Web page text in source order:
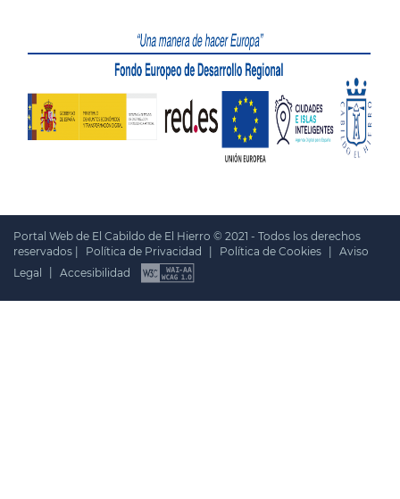
Portal Web de El Cabildo de El Hierro © 2021 - Todos los derechos
reservados |
Política de Privacidad Política de Cookies
Aviso
Legal
Accesibilidad